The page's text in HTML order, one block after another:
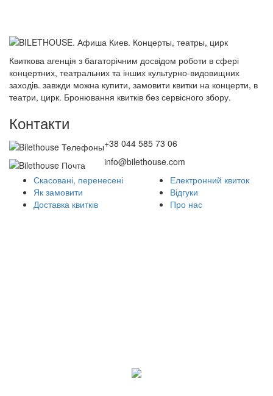
Квиткова агенція з багаторічним досвідом роботи в сфері
концертних, театральних та інших культурно-видовищних
заходів. завжди можна купити, замовити квитки на концерти, в
театри, цирк. Бронювання квитків без сервісного збору.
Контакти
+38 044 585 73 06
info@bilethouse.com
Скасовані, перенесені
Як замовити
Доставка квитків
Електронний квиток
Відгуки
Про нас